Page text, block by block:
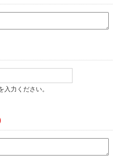
力ください。